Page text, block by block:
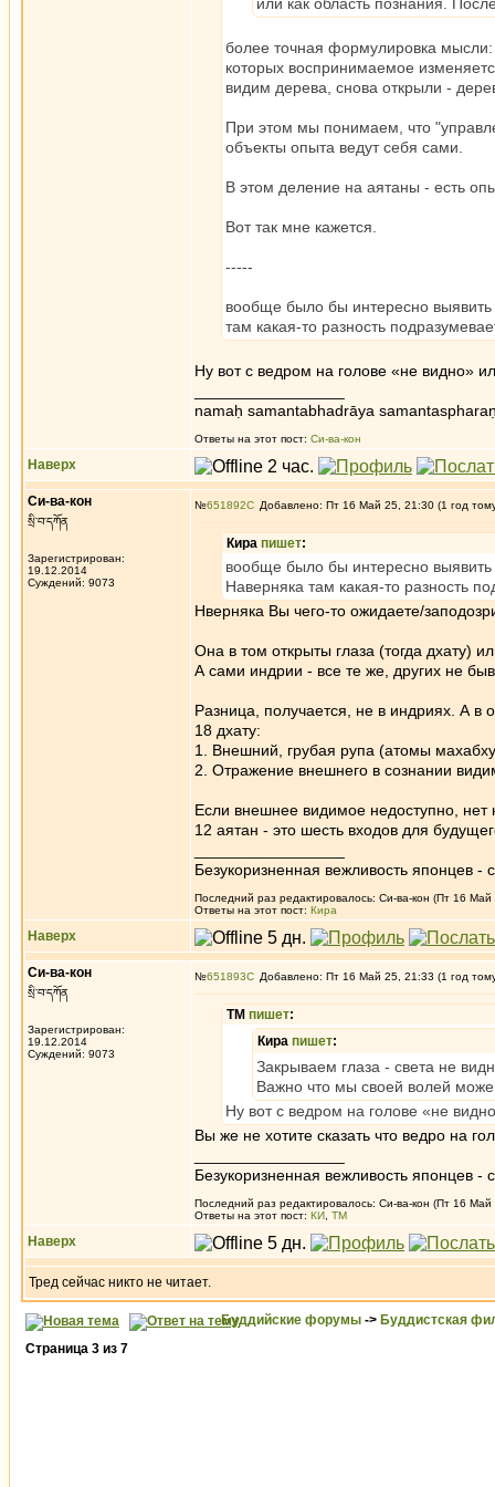
более точная формулировка
которых воспринимаемое
видим дерева, снова открыли -
При этом мы понимаем, что
объекты опыта ведут себя сами.
В этом деление на аятаны - есть
Вот так мне кажется.
-----
вообще было бы интересно
там какая-то разность
Ну вот с ведром на голове «не видно»
namaḥ samantabhadrāya
Ответы на этот пост: Си-ва-кон
Наверх
Си-ва-кон
སྲི་བ་དཀོན
Зарегистрирован:
19.12.2014
Суждений: 9073
№651892 Добавлено: Пт 16 Май 25, 21:30 (1 год
Кира пишет:
вообще было бы интересно
Наверняка там какая-то разность
Нверняка Вы чего-то ожидаете/
Она в том открыты глаза (тогда дхату)
А сами индрии - все те же, других не
Разница, получается, не в индриях. А в
18 дхату:
1. Внешний, грубая рупа (атомы
2. Отражение внешнего в сознании
Если внешнее видимое недоступно, нет
12 аятан - это шесть входов для
Безукоризненная вежливость японцев -
Последний раз редактировалось: Си-ва-кон (Пт 16
Ответы на этот пост: Кира
Наверх
Си-ва-кон
སྲི་བ་དཀོན
Зарегистрирован:
19.12.2014
Суждений: 9073
№651893 Добавлено: Пт 16 Май 25, 21:33 (1 год
ТМ пишет:
Кира пишет:
Закрываем глаза - света не
Важно что мы своей волей
Ну вот с ведром на голове «не
Вы же не хотите сказать что ведро на
Безукоризненная вежливость японцев -
Последний раз редактировалось: Си-ва-кон (Пт 16
Ответы на этот пост: КИ ТМ
Наверх
Тред сейчас никто не читает.
Буддийские форумы -> Буддистская
Страница 3 из 7